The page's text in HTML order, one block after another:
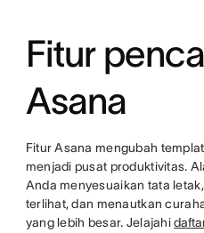
Fitur
Asana
Fitur Asana mengubah
menjadi pusat produktivitas.
Anda menyesuaikan tata
terlihat, dan menautkan
yang lebih besar. Jelajahi